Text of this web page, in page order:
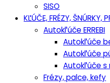
SISO
KĽÚČE, FRÉZY, ŠNÚRKY,
Autokľúče ERREBI
Autokľúče
Autokľúče
Autokľúče s
Frézy, palce, kefy